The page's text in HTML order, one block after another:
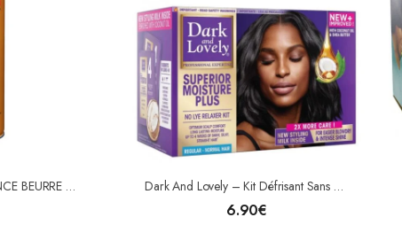
CANTU SPRAY BRILLANCE BEURRE DE KARITÉ (OIL SHEEN) Dark And Lovely – Kit Défrisant Sans Soude Soin Démêlant Intense Plus Au Beurre De Karité
6.90€